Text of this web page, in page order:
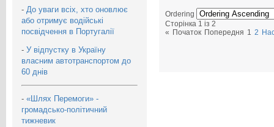
- До уваги всіх, хто оновлює
або отримує водійські
посвідчення в Португалії
- У відпустку в Україну
власним автотранспортом до
60 днів
- «Шлях Перемоги» -
громадсько-політичний
тижневик
Ordering
Сторінка 1 із 2
« Початок Попередня 1 2